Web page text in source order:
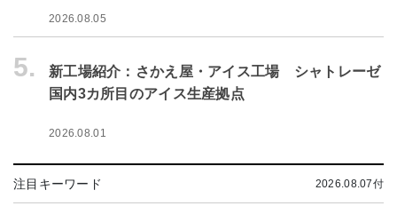
2026.08.05
5.
新工場紹介：さかえ屋・アイス工場 シャトレーゼ
国内3カ所目のアイス生産拠点
2026.08.01
注目キーワード 2026.08.07付